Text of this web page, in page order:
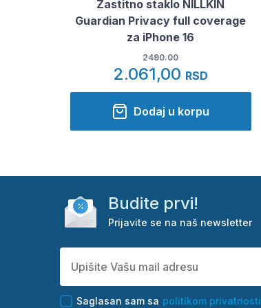
Zastitno staklo NILLKIN
Guardian Privacy full coverage
za iPhone 16
2490.00
2.061,00 RSD
Dodaj u korpu
Budite prvi!
Prijavite se na naš newsletter
Saglasan sam sa politikom privatnosti